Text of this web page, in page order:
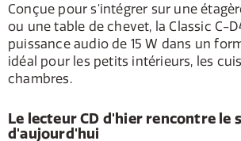
Conçue pour s'intégrer sur une
ou une table de chevet, la Classic C-
puissance audio de 15 W dans un
idéal pour les petits intérieurs, les
chambres.
Le lecteur CD d'hier rencontre le
d'aujourd'hui